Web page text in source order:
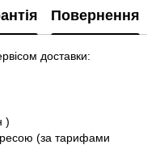
Повернення
доставки:
)
(за тарифами